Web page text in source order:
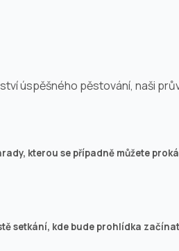
úspěšného pěstování, naši
kterou se případně můžete
setkání, kde bude prohlídka